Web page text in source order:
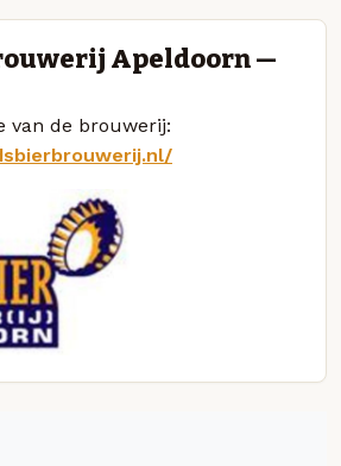
Apeldoorn —
van de brouwerij: